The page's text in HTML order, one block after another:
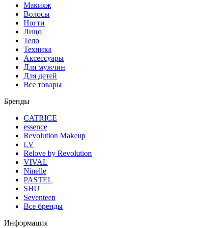
Макияж
Волосы
Ногти
Лицо
Тело
Техника
Аксессуары
Для мужчин
Для детей
Все товары
Бренды
CATRICE
essence
Revolution Makeup
LV
Relove by Revolution
VIVAL
Ninelle
PASTEL
SHU
Seventeen
Все бренды
Информация